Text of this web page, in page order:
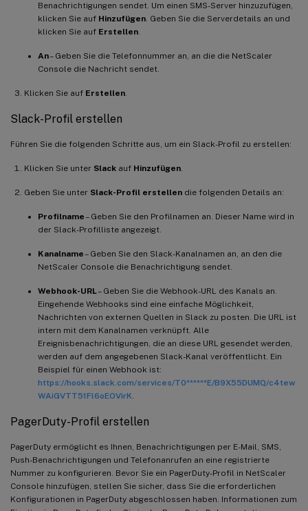
Benachrichtigungen sendet. Um einen SMS-Server hinzuzufügen,
klicken Sie auf Hinzufügen. Geben Sie die Serverdetails an und
klicken Sie auf Erstellen.
An– Geben Sie die Telefonnummer an, an die die NetScaler
Console die Nachricht sendet.
Klicken Sie auf Erstellen.
Slack-Profil erstellen
Führen Sie die folgenden Schritte aus, um ein Slack-Profil zu erstellen:
Klicken Sie unter Slack auf Hinzufügen.
Geben Sie unter Slack-Profil erstellen die folgenden Details an:
Profilname– Geben Sie den Profilnamen an. Dieser Name wird in
der Slack-Profilliste angezeigt.
Kanalname– Geben Sie den Slack-Kanalnamen an, an den die
NetScaler Console die Benachrichtigung sendet.
Webhook-URL– Geben Sie die Webhook-URL des Kanals an.
Eingehende Webhooks sind eine einfache Möglichkeit,
Nachrichten von externen Quellen in Slack zu posten. Die URL ist
intern mit dem Kanalnamen verknüpft. Alle
Ereignisbenachrichtigungen, die an diese URL gesendet werden,
werden auf dem angegebenen Slack-Kanal veröffentlicht. Ein
Beispiel für einen Webhook ist:
https://hooks.slack.com/services/T0******E/B9X55DUMQ/c4tew
WAiGVTT51Fl6oEOVirK.
PagerDuty-Profil erstellen
PagerDuty ermöglicht es Ihnen, Benachrichtigungen per E-Mail, SMS,
Push-Benachrichtigungen und Telefonanrufen an eine registrierte
Nummer zu konfigurieren. Bevor Sie ein PagerDuty-Profil in NetScaler
Console hinzufügen, stellen Sie sicher, dass Sie die erforderlichen
Konfigurationen in PagerDuty abgeschlossen haben. Informationen zum